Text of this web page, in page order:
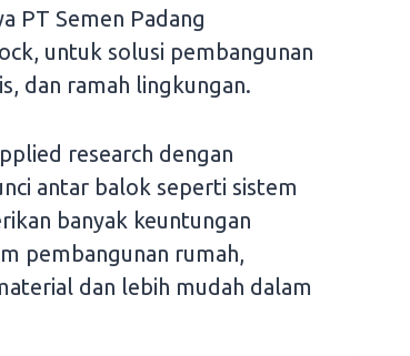
PT Semen Padang
untuk solusi pembangunan
dan ramah lingkungan.
research dengan
antar balok seperti sistem
banyak keuntungan
pembangunan rumah,
dan lebih mudah dalam